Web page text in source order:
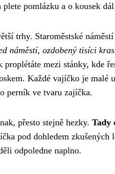
pomlázku a o kousek
trhy. Staroměstské
náměstí, ozdobený tisíci
proplétáte mezi stánky,
Každé vajíčko je malé
perník ve tvaru zajíčka.
přesto stejně hezky. Tady
pod dohledem
odpoledne naplno.